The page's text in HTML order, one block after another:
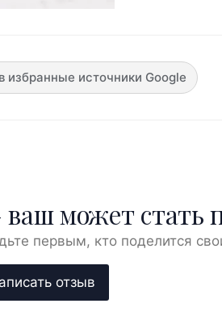
избранные источники Google
может стать
первым, кто поделится